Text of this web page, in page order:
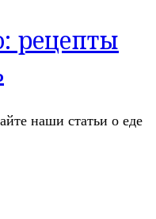
рецепты
наши статьи о еде